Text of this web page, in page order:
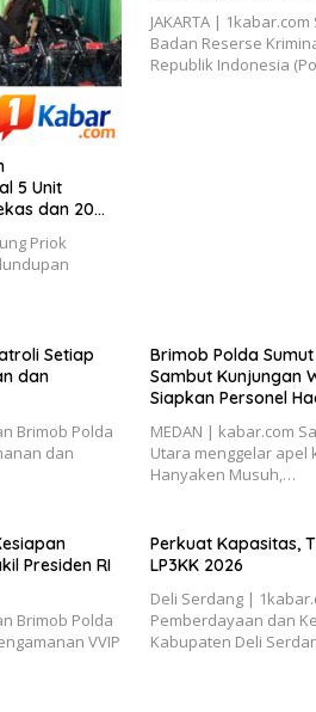
5 Unit
dan 20
Priok
JAKARTA |
Badan Reserse
Republik Indonesia
Setiap
dan
Brimob Polda
dan
Brimob Polda
Sambut Kunjungan
Siapkan Personel
MEDAN | kabar.com
Utara menggelar apel
Hanyaken Musuh,…
Presiden RI
Brimob Polda
VVIP
Perkuat Kapasitas,
LP3KK 2026
Deli Serdang |
Pemberdayaan dan
Kabupaten Deli